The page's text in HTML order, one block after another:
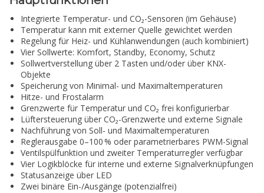
Integrierte Temperatur- und CO₂-Sensoren (im Gehäuse)
Temperatur kann mit externer Quelle gewichtet werden
Regelung für Heiz- und Kühlanwendungen (auch kombiniert)
Vier Sollwerte: Komfort, Standby, Economy, Schutz
Sollwertverstellung über 2 Tasten und/oder über KNX-
Objekte
Speicherung von Minimal- und Maximaltemperaturen
Hitze- und Frostalarm
Grenzwerte für Temperatur und CO₂ frei konfigurierbar
Lüftersteuerung über CO₂-Grenzwerte und externe Signale
Nachführung von Soll- und Maximaltemperaturen
Reglerausgabe 0–100 % oder parametrierbares PWM-Signal
Ventilspülfunktion und zweiter Temperaturregler verfügbar
Vier Logikblöcke für interne und externe Signalverknüpfungen
Statusanzeige über LED
Zwei binäre Ein-/Ausgänge (potenzialfrei)